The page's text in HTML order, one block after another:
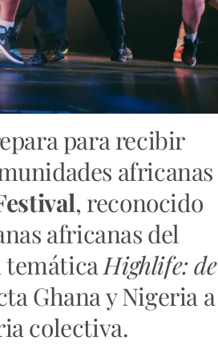
para recibir
africanas
, reconocido
africanas del
temáticaHighlife: de
Ghana y Nigeria a
colectiva.